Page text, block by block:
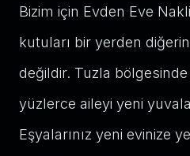
Bizim için Evden Eve
kutuları bir yerden
değildir. Tuzla
yüzlerce aileyi yeni
Eşyalarınız yeni evinize